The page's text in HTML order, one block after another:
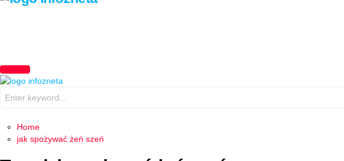
PRIMARY
MENU
for:
Home
jak spożywać żeń szeń